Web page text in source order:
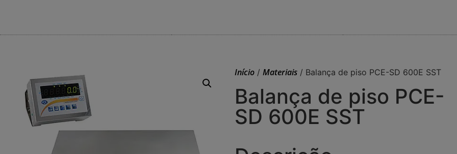
Início / Materiais / Balança de piso PCE-SD 600E SST
Balança de piso PCE-
SD 600E SST